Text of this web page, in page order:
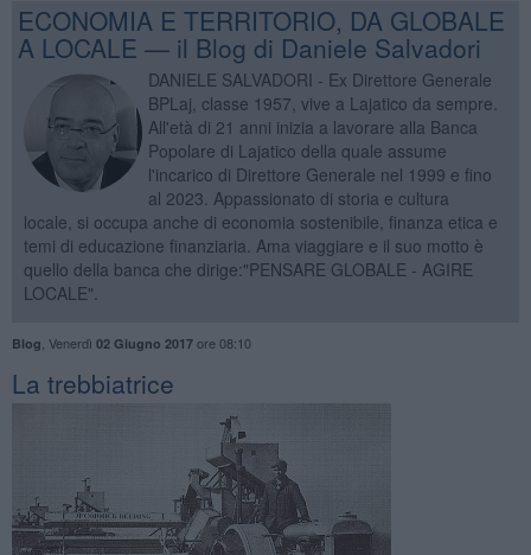
ECONOMIA E TERRITORIO, DA GLOBALE
A LOCALE — il Blog di Daniele Salvadori
DANIELE SALVADORI - Ex Direttore Generale
BPLaj, classe 1957, vive a Lajatico da sempre.
All'età di 21 anni inizia a lavorare alla Banca
Popolare di Lajatico della quale assume
l'incarico di Direttore Generale nel 1999 e fino
al 2023. Appassionato di storia e cultura
locale, si occupa anche di economia sostenibile, finanza etica e
temi di educazione finanziaria. Ama viaggiare e il suo motto è
quello della banca che dirige:"PENSARE GLOBALE - AGIRE
LOCALE".
Blog Venerdì 02 Giugno 2017ore 08:10
La trebbiatrice